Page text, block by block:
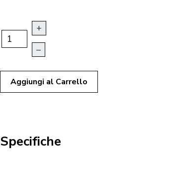
+
–
Aggiungi al Carrello
Specifiche